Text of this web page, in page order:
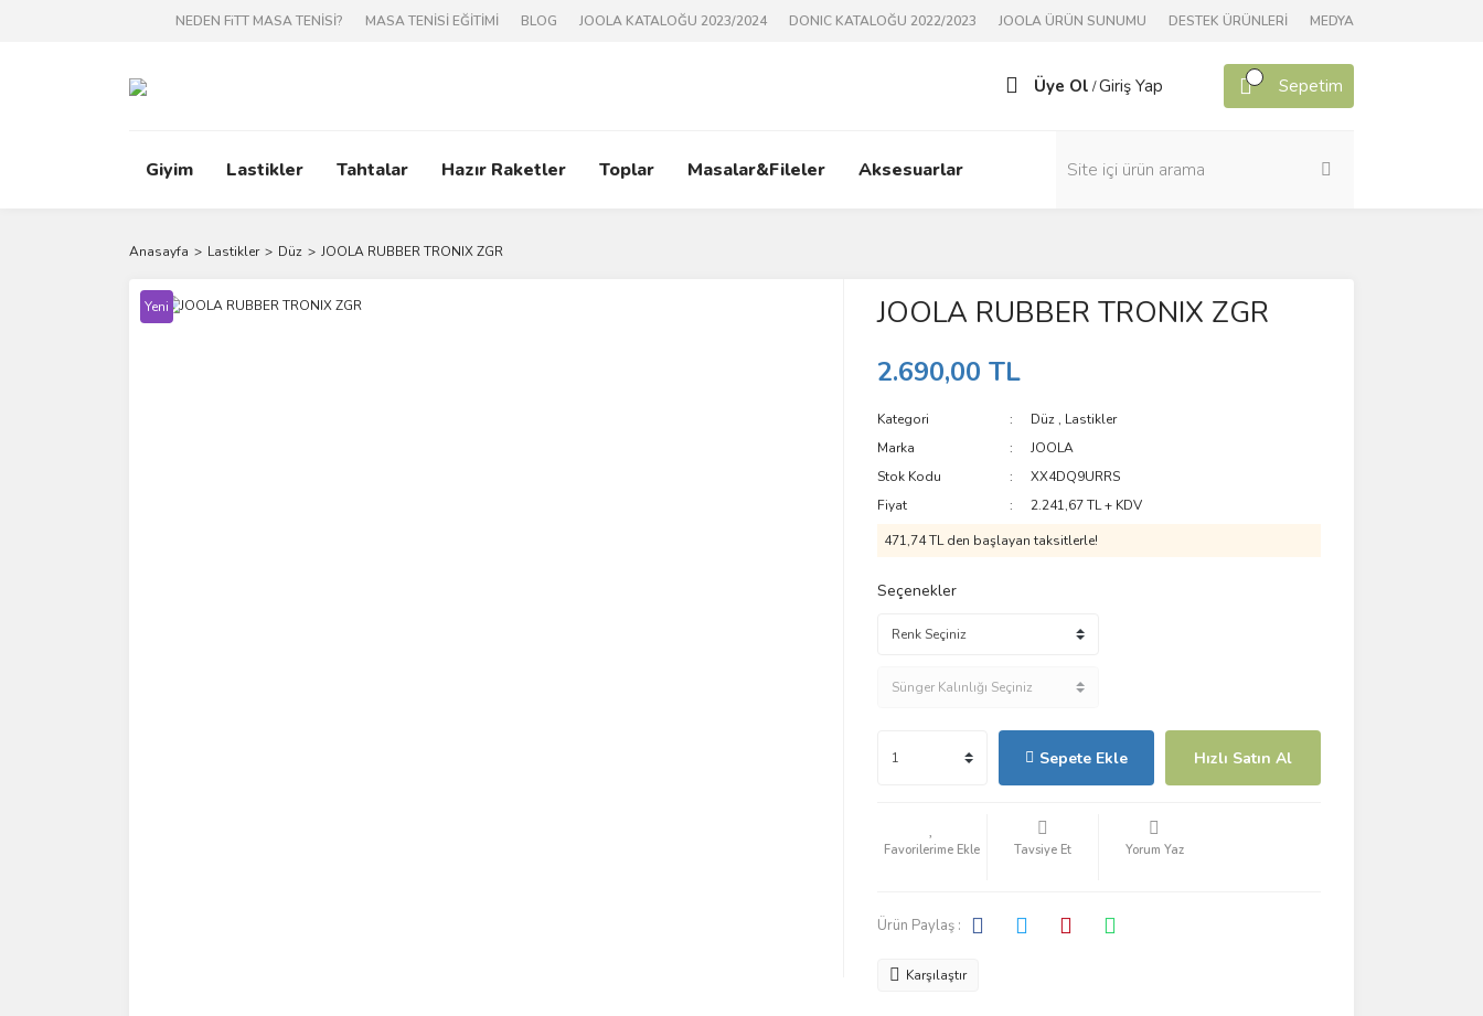
NEDEN FiTT MASA TENİSİ? MASA TENİSİ EĞİTİMİ BLOG JOOLA KATALOĞU 2023/2024 DONIC KATALOĞU 2022/2023 JOOLA ÜRÜN SUNUMU DESTEK ÜRÜNLERİ MEDYA
Üye Ol /Giriş Yap Sepetim
Giyim Lastikler Tahtalar Hazır Raketler Toplar Masalar&Fileler Aksesuarlar
Anasayfa Lastikler Düz JOOLA RUBBER TRONIX ZGR
Yeni JOOLA RUBBER TRONIX ZGR
2.690,00 TL
Kategori Düz , Lastikler
Marka
JOOLA
Stok Kodu
XX4DQ9URRS
Fiyat
2.241,67 TL + KDV
471,74 TL den başlayan taksitlerle!
Seçenekler
Sepete Ekle Hızlı Satın Al
Tavsiye Et Yorum Yaz
Ürün Paylaş :
Karşılaştır